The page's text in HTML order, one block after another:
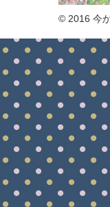
© 2016 今